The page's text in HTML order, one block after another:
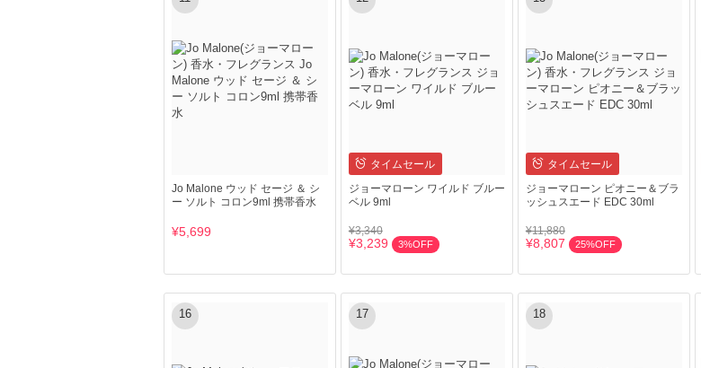
Jo Malone ウッド セージ ＆ シ
ー ソルト コロン9ml 携帯香水
¥5,699
タイムセール
ジョーマローン ワイルド ブルー
ベル 9ml
¥3,340
¥3,239 3%OFF
タイムセール
ジョーマローン ピオニー＆ブラ
ッシュスエード EDC 30ml
¥11,880
¥8,807 25%OFF
16 17 18